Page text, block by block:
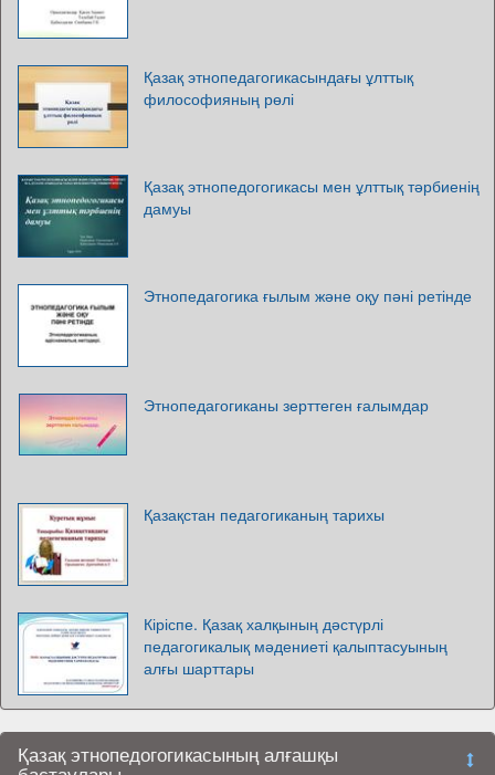
Қазақ этнопедагогикасындағы ұлттық
философияның рөлі
Қазақ этнопедогогикасы мен ұлттық тәрбиенің
дамуы
Этнопедагогика ғылым және оқу пәні ретінде
Этнопедагогиканы зерттеген ғалымдар
Қазақстан педагогиканың тарихы
Кіріспе. Қазақ халқының дәстүрлі
педагогикалық мәдениеті қалыптасуының
алғы шарттары
Қазақ этнопедогогикасының алғашқы